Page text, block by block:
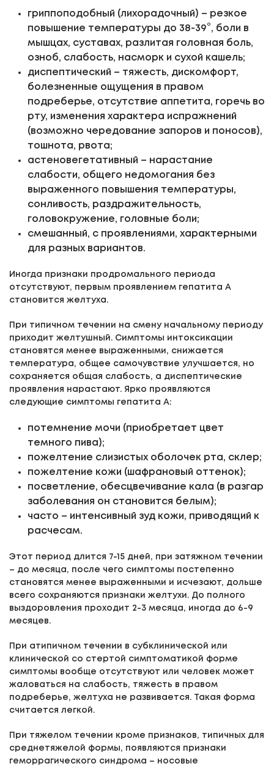
гриппоподобный (лихорадочный) – резкое
повышение температуры до 38-39°, боли в
мышцах, суставах, разлитая головная боль,
озноб, слабость, насморк и сухой кашель;
диспептический – тяжесть, дискомфорт,
болезненные ощущения в правом
подреберье, отсутствие аппетита, горечь во
рту, изменения характера испражнений
(возможно чередование запоров и поносов),
тошнота, рвота;
астеновегетативный – нарастание
слабости, общего недомогания без
выраженного повышения температуры,
сонливость, раздражительность,
головокружение, головные боли;
смешанный, с проявлениями, характерными
для разных вариантов.
Иногда признаки продромального периода
отсутствуют, первым проявлением гепатита А
становится желтуха.
При типичном течении на смену начальному периоду
приходит желтушный. Симптомы интоксикации
становятся менее выраженными, снижается
температура, общее самочувствие улучшается, но
сохраняется общая слабость, а диспептические
проявления нарастают. Ярко проявляются
следующие симптомы гепатита А:
потемнение мочи (приобретает цвет
темного пива);
пожелтение слизистых оболочек рта, склер;
пожелтение кожи (шафрановый оттенок);
посветление, обесцвечивание кала (в разгар
заболевания он становится белым);
часто – интенсивный зуд кожи, приводящий к
расчесам.
Этот период длится 7-15 дней, при затяжном течении
– до месяца, после чего симптомы постепенно
становятся менее выраженными и исчезают, дольше
всего сохраняются признаки желтухи. До полного
выздоровления проходит 2-3 месяца, иногда до 6-9
месяцев.
При атипичном течении в субклинической или
клинической со стертой симптоматикой форме
симптомы вообще отсутствуют или человек может
жаловаться на слабость, тяжесть в правом
подреберье, желтуха не развивается. Такая форма
считается легкой.
При тяжелом течении кроме признаков, типичных для
среднетяжелой формы, появляются признаки
геморрагического синдрома – носовые